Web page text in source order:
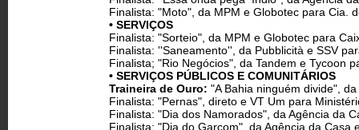
Finalista: "Moto", da MPM e Globotec para Cia.
• SERVIÇOS
Finalista: "Sorteio", da MPM e Globotec para
Finalista: ''Saneamento'', da Pubblicità e SSV
Finalista; "Rio Negócios", da Tandem e Tycoon
• SERVIÇOS PÚBLICOS E COMUNITÁRIOS
Traineira de Ouro: "A Bahia ninguém divide",
Finalista: "Pernas", direto e VT Um para
Finalista: "Dia dos Namorados", da Agência da
Finalista: "Dia do Garçom", da Agência da Casa